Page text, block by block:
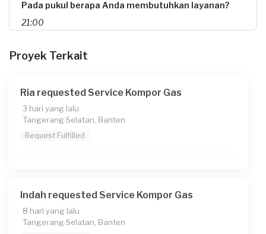
Pada pukul berapa Anda membutuhkan layanan?
21:00
Rp125.000 + Rp11.000 (biaya layanan) + Rp2.040 (biaya
Proyek Terkait
Ria requested Service Kompor Gas
3 hari yang lalu
Tangerang Selatan, Banten
Request Fulfilled
Indah requested Service Kompor Gas
8 hari yang lalu
Tangerang Selatan, Banten